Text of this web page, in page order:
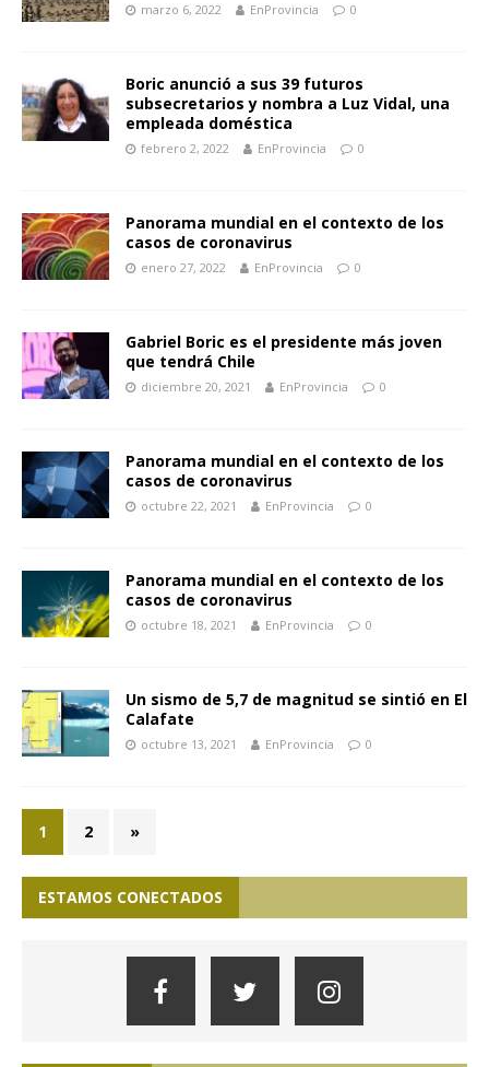
marzo 6, 2022 EnProvincia 0
Boric anunció a sus 39 futuros
subsecretarios y nombra a Luz Vidal, una
empleada doméstica
febrero 2, 2022 EnProvincia 0
Panorama mundial en el contexto de los
casos de coronavirus
enero 27, 2022 EnProvincia 0
Gabriel Boric es el presidente más joven
que tendrá Chile
diciembre 20, 2021 EnProvincia 0
Panorama mundial en el contexto de los
casos de coronavirus
octubre 22, 2021 EnProvincia 0
Panorama mundial en el contexto de los
casos de coronavirus
octubre 18, 2021 EnProvincia 0
Un sismo de 5,7 de magnitud se sintió en El
Calafate
octubre 13, 2021 EnProvincia 0
1 2 »
ESTAMOS CONECTADOS